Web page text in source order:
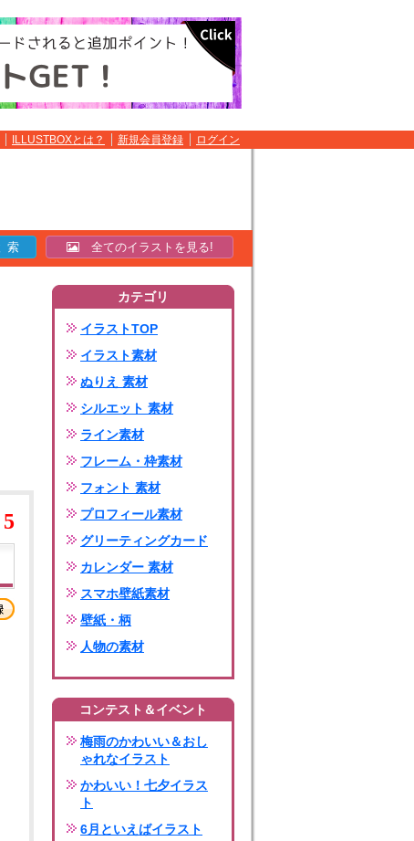
ILLUSTBOXとは？ 新規会員登録 ログイン
全てのイラストを見る!
5
カテゴリ
イラストTOP
イラスト素材
ぬりえ 素材
シルエット 素材
ライン素材
フレーム・枠素材
フォント 素材
プロフィール素材
グリーティングカード
カレンダー 素材
スマホ壁紙素材
壁紙・柄
人物の素材
コンテスト＆イベント
梅雨のかわいい＆おし
ゃれなイラスト
かわいい！七夕イラス
ト
6月といえばイラスト